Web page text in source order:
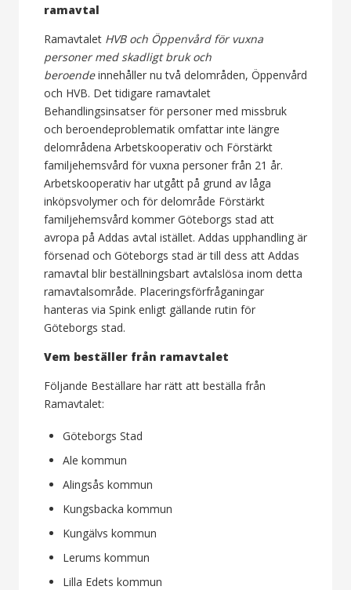
ramavtal
Ramavtalet HVB och Öppenvård för vuxna
personer med skadligt bruk och
beroendeinnehåller nu två delområden, Öppenvård
och HVB. Det tidigare ramavtalet
Behandlingsinsatser för personer med missbruk
och beroendeproblematik omfattar inte längre
delområdena Arbetskooperativ och Förstärkt
familjehemsvård för vuxna personer från 21 år.
Arbetskooperativ har utgått på grund av låga
inköpsvolymer och för delområde Förstärkt
familjehemsvård kommer Göteborgs stad att
avropa på Addas avtal istället. Addas upphandling är
försenad och Göteborgs stad är till dess att Addas
ramavtal blir beställningsbart avtalslösa inom detta
ramavtalsområde. Placeringsförfråganingar
hanteras via Spink enligt gällande rutin för
Göteborgs stad.
Vem beställer från ramavtalet
Följande Beställare har rätt att beställa från
Ramavtalet:
Göteborgs Stad
Ale kommun
Alingsås kommun
Kungsbacka kommun
Kungälvs kommun
Lerums kommun
Lilla Edets kommun